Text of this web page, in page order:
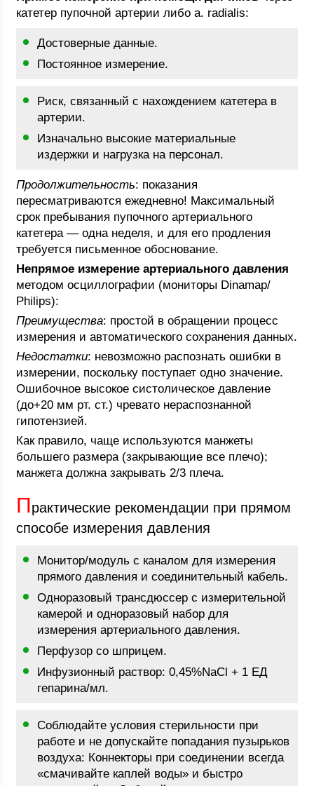
катетер пупочной артерии либо a. radialis:
Достоверные данные.
Постоянное измерение.
Риск, связанный с нахождением катетера в
артерии.
Изначально высокие материальные
издержки и нагрузка на персонал.
Продолжительность: показания
пересматриваются ежедневно! Максимальный
срок пребывания пупочного артериального
катетера — одна неделя, и для его продления
требуется письменное обоснование.
Непрямое измерение артериального давления
методом осциллографии (мониторы Dinamap/
Philips):
Преимущества: простой в обращении процесс
измерения и автоматического сохранения данных.
Недостатки: невозможно распознать ошибки в
измерении, поскольку поступает одно значение.
Ошибочное высокое систолическое давление
(до+20 мм рт. ст.) чревато нераспознанной
гипотензией.
Как правило, чаще используются манжеты
большего размера (закрывающие все плечо);
манжета должна закрывать 2/3 плеча.
Практические рекомендации при прямом
способе измерения давления
Монитор/модуль с каналом для измерения
прямого давления и соединительный кабель.
Одноразовый трансдюссер с измерительной
камерой и одноразовый набор для
измерения артериального давления.
Перфузор со шприцем.
Инфузионный раствор: 0,45%NaCl + 1 ЕД
гепарина/мл.
Соблюдайте условия стерильности при
работе и не допускайте попадания пузырьков
воздуха: Коннекторы при соединении всегда
«смачивайте каплей воды» и быстро